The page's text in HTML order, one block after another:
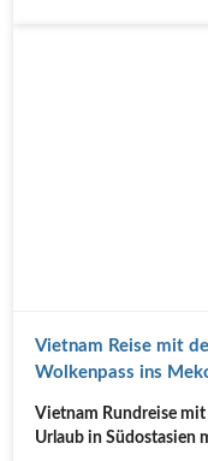
Vietnam Reise mit
Wolkenpass ins
Vietnam Rundreise mit
Urlaub in Südostasien